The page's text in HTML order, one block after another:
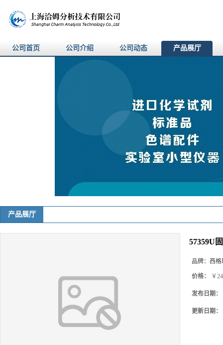
公司首页 公司介绍 公司动态 产品展厅
产品展厅
57359U
品牌： 西格
价格： ￥
发布日期：
更新日期：